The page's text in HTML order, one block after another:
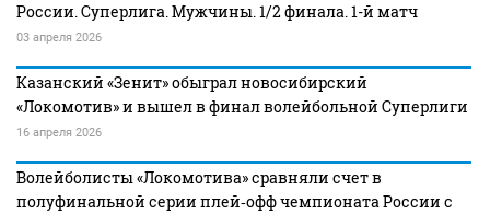
России. Суперлига. Мужчины. 1/2 финала. 1-й матч
03 апреля 2026
Казанский «Зенит» обыграл новосибирский
«Локомотив» и вышел в финал волейбольной Суперлиги
16 апреля 2026
Волейболисты «Локомотива» сравняли счет в
полуфинальной серии плей‑офф чемпионата России с